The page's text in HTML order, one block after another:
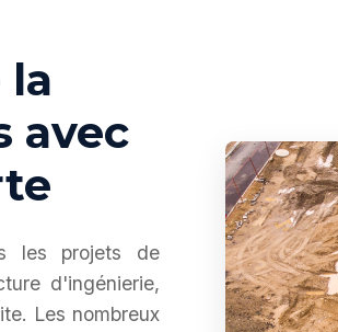
la
avec
les projets de
d'ingénierie,
Les nombreux